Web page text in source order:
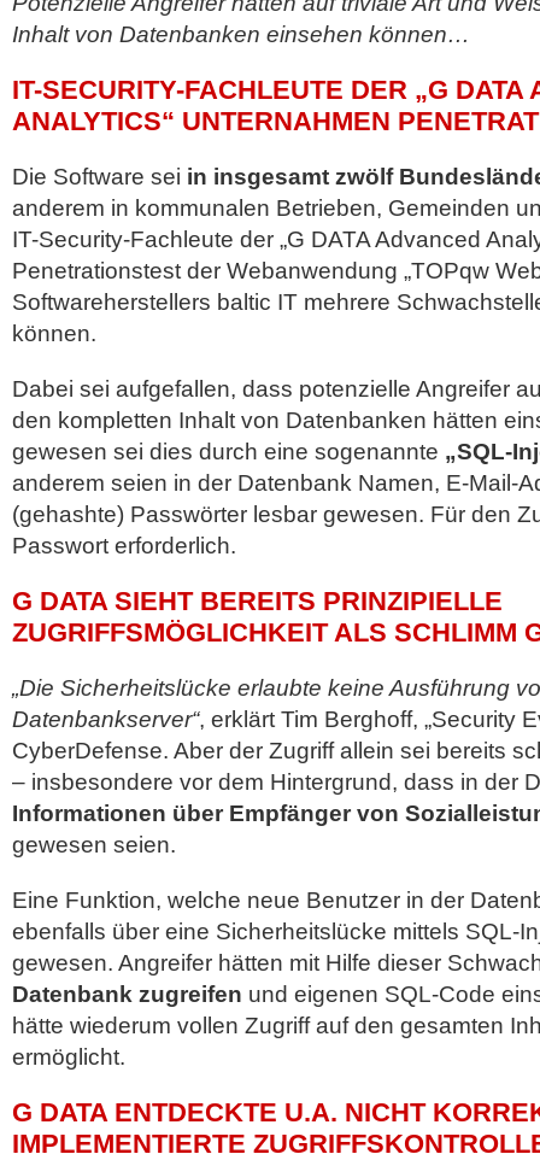
Inhalt von Datenbanken einsehen können…
IT-SECURITY-FACHLEUTE DER „G DATA
ANALYTICS“ UNTERNAHMEN
Die Software sei in insgesamt zwölf
anderem in kommunalen Betrieben, Gemeinden
IT-Security-Fachleute der „G DATA Advanced
Penetrationstest der Webanwendung „TOPqw
Softwareherstellers baltic IT mehrere
können.
Dabei sei aufgefallen, dass potenzielle Angreifer
den kompletten Inhalt von Datenbanken hätten
gewesen sei dies durch eine sogenannte „SQL-
anderem seien in der Datenbank Namen, E-Mail-
(gehashte) Passwörter lesbar gewesen. Für den
Passwort erforderlich.
G DATA SIEHT BEREITS PRINZIPIELLE
ZUGRIFFSMÖGLICHKEIT ALS SCHLIMM
„Die Sicherheitslücke erlaubte keine Ausführung
Datenbankserver“, erklärt Tim Berghoff, „Security
CyberDefense. Aber der Zugriff allein sei bereits
– insbesondere vor dem Hintergrund, dass in der
Informationen über Empfänger von
gewesen seien.
Eine Funktion, welche neue Benutzer in der
ebenfalls über eine Sicherheitslücke mittels SQL-
gewesen. Angreifer hätten mit Hilfe dieser
Datenbank zugreifen und eigenen SQL-Code
hätte wiederum vollen Zugriff auf den gesamten
ermöglicht.
G DATA ENTDECKTE U.A. NICHT
IMPLEMENTIERTE